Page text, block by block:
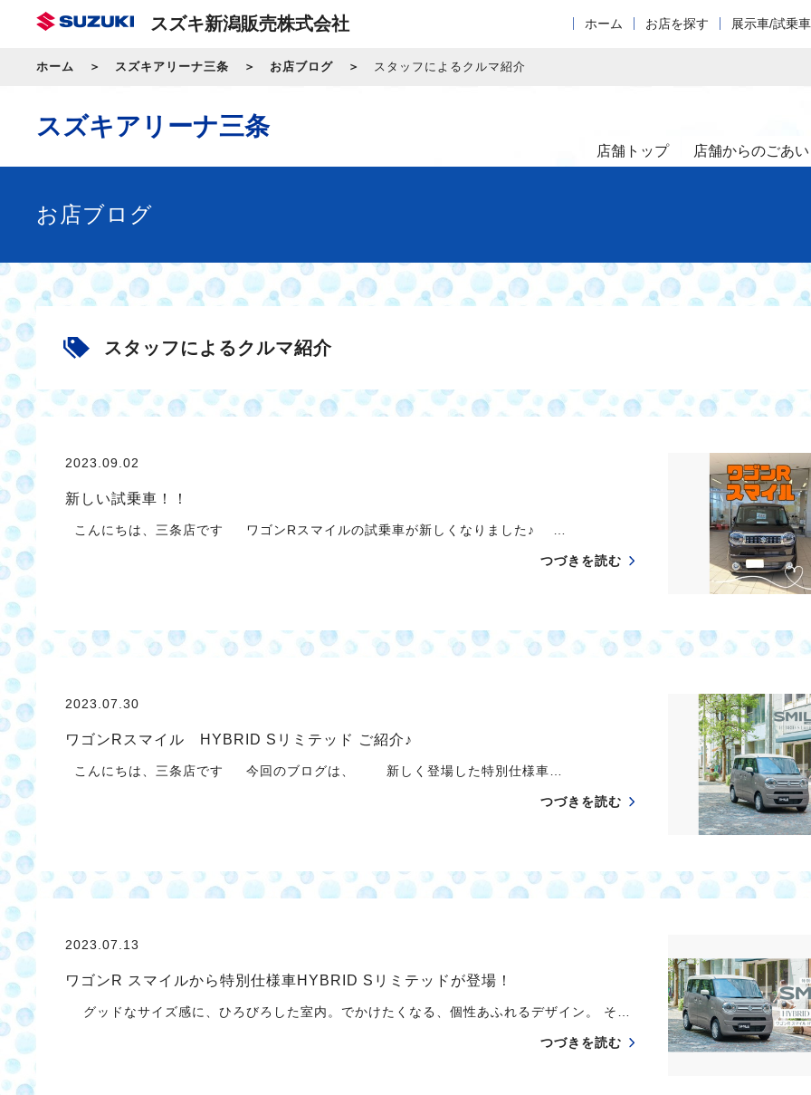
スズキ新潟販売株式会社 ホーム お店を探す 展示車/試乗
ホーム スズキアリーナ三条 お店ブログ スタッフによるクルマ紹介
スズキアリーナ三条
店舗トップ 店舗からのごあ
お店ブログ
スタッフによるクルマ紹介
2023.09.02
新しい試乗車！！
こんにちは、三条店です ワゴンRスマイルの試乗車が新しくなりました♪ …
つづきを読む
2023.07.30
ワゴンRスマイル HYBRID Sリミテッド ご紹介♪
こんにちは、三条店です 今回のブログは、 新しく登場した特別仕様車…
つづきを読む
2023.07.13
ワゴンR スマイルから特別仕様車HYBRID Sリミテッドが登場！
グッドなサイズ感に、ひろびろした室内。でかけたくなる、個性あふれるデザイン。 そ…
つづきを読む